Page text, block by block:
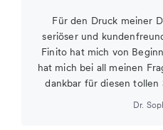
Für den Druck meiner
seriöser und
Finito hat mich von
hat mich bei all meinen
dankbar für diesen tollen
Dr.